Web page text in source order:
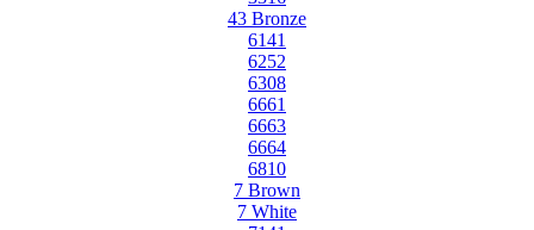
43 Bronze
6141
6252
6308
6661
6663
6664
6810
7 Brown
7 White